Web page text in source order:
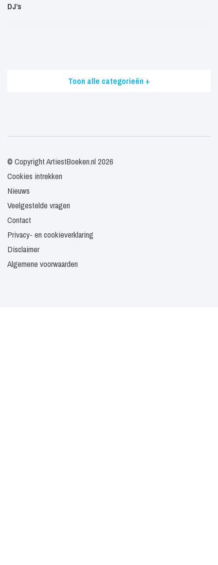
DJ’s
Toon alle categorieën +
© Copyright ArtiestBoeken.nl 2026
Cookies intrekken
Nieuws
Veelgestelde vragen
Contact
Privacy- en cookieverklaring
Disclaimer
Algemene voorwaarden